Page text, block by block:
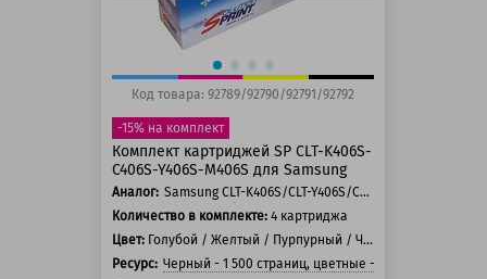
Код товара: 92789/92790/92791/92792
-15% на комплект
Комплект картриджей SP CLT-K406S-
C406S-Y406S-M406S для Samsung
Аналог:
Samsung CLT-K406S/CLT-Y406S/CLT-M406S/CLT-C406S
Количество в комплекте: 4 картриджа
Цвет: Голубой / Желтый / Пурпурный / Черный
Ресурс: Черный - 1 500 страниц, цветные - 1 000 страниц